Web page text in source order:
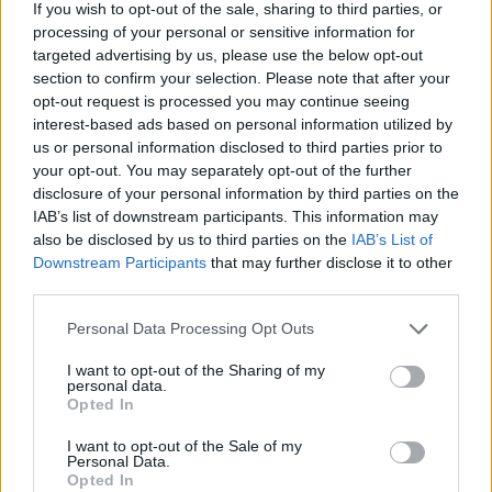
If you wish to opt-out of the sale, sharing to third parties, or
processing of your personal or sensitive information for
targeted advertising by us, please use the below opt-out
section to confirm your selection. Please note that after your
opt-out request is processed you may continue seeing
interest-based ads based on personal information utilized by
us or personal information disclosed to third parties prior to
your opt-out. You may separately opt-out of the further
disclosure of your personal information by third parties on the
IAB’s list of downstream participants. This information may
also be disclosed by us to third parties on the IAB’s List of
Downstream Participants that may further disclose it to other
Personal Data Processing Opt Outs
I want to opt-out of the Sharing of my
personal data.
Opted In
I want to opt-out of the Sale of my
Personal Data.
Opted In
CZYTAJ TEŻ:Silv4n nie będzie komentował u
Nervariena. „Nie ma dla mnie miejsca w stałym
składzie”
Gorące starcie TES z IG
We wtorek zaś na placu boju Demacia Cup ponownie
będziemy mieli możliwość zobaczyć dwa mecze. W
pierwszym z nich LNG Esports stanie w szranki z
ThunderTalk Gaming. I tutaj, o dziwo, faworyta trudno
przez co w ekipie ostali się tylko Tang "Zika" Hua-Yu
oraz Wei "Weiwei" Bo-Han. TT z kolei w grupie C było w
stanie pokonać m.in. nowe JD Gaming.
poprzedniej batalii, to po niej rozegra się chyba
najbardziej elektryzujące spotkanie. Dojdzie bowiem do